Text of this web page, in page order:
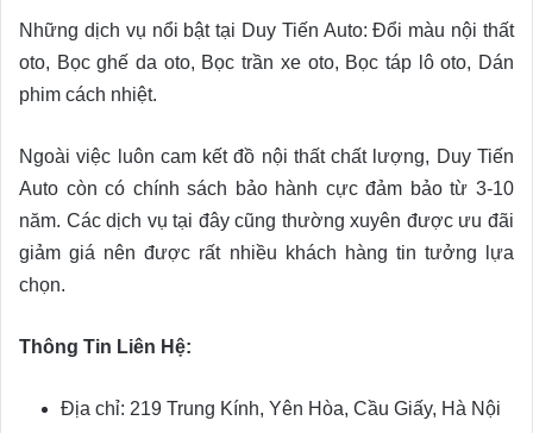
Những dịch vụ nổi bật tại Duy Tiến Auto: Đổi màu nội thất
oto, Bọc ghế da oto, Bọc trần xe oto, Bọc táp lô oto, Dán
phim cách nhiệt.
Ngoài việc luôn cam kết đồ nội thất chất lượng, Duy Tiến
Auto còn có chính sách bảo hành cực đảm bảo từ 3-10
năm. Các dịch vụ tại đây cũng thường xuyên được ưu đãi
giảm giá nên được rất nhiều khách hàng tin tưởng lựa
chọn.
Thông Tin Liên Hệ:
Địa chỉ: 219 Trung Kính, Yên Hòa, Cầu Giấy, Hà Nội